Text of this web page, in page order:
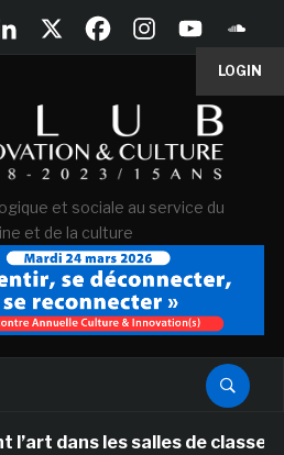
LOGIN
et sociale au service du
et de la culture
les salles de classe des